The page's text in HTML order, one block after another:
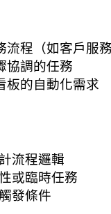
流程（如客戶服務
協調的任務
板的自動化需求
流程邏輯
或臨時任務
發條件